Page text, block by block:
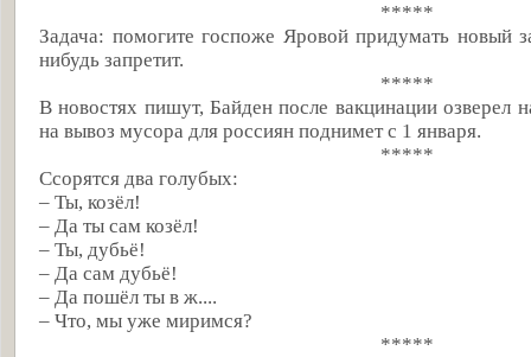
*****
Задача: помогите госпоже Яровой придумать новый
нибудь запретит.
*****
В новостях пишут, Байден после вакцинации озверел
на вывоз мусора для россиян поднимет с 1 января.
*****
Ссорятся два голубых:
– Ты, козёл!
– Да ты сам козёл!
– Ты, дубьё!
– Да сам дубьё!
– Да пошёл ты в ж....
– Что, мы уже миримся?
*****